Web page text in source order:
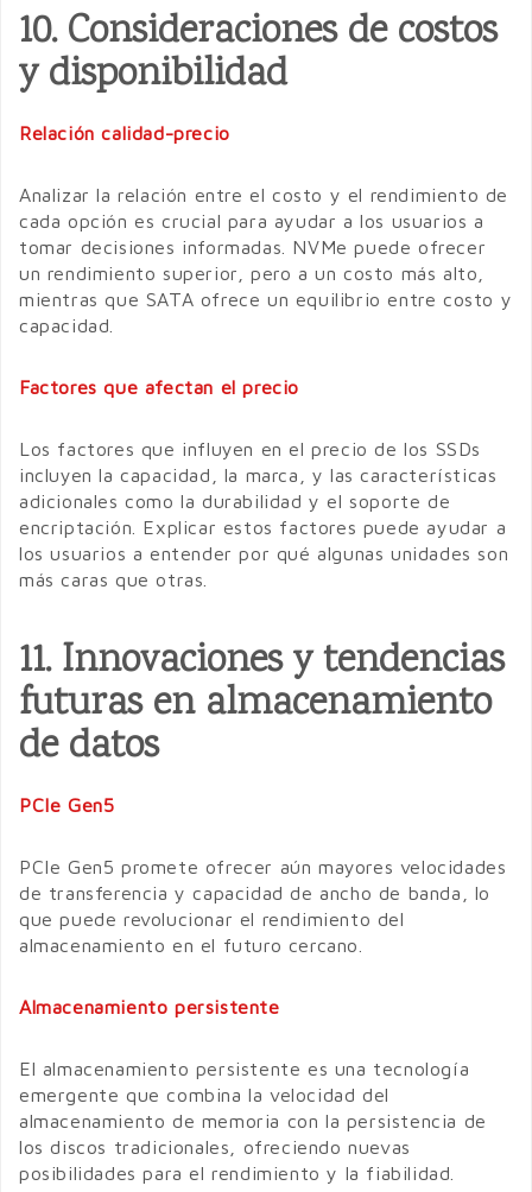
10. Consideraciones de costos
y disponibilidad
Relación calidad-precio
Analizar la relación entre el costo y el rendimiento de
cada opción es crucial para ayudar a los usuarios a
tomar decisiones informadas. NVMe puede ofrecer
un rendimiento superior, pero a un costo más alto,
mientras que SATA ofrece un equilibrio entre costo y
capacidad.
Factores que afectan el precio
Los factores que influyen en el precio de los SSDs
incluyen la capacidad, la marca, y las características
adicionales como la durabilidad y el soporte de
encriptación. Explicar estos factores puede ayudar a
los usuarios a entender por qué algunas unidades son
más caras que otras.
11. Innovaciones y tendencias
futuras en almacenamiento
de datos
PCIe Gen5
PCIe Gen5 promete ofrecer aún mayores velocidades
de transferencia y capacidad de ancho de banda, lo
que puede revolucionar el rendimiento del
almacenamiento en el futuro cercano.
Almacenamiento persistente
El almacenamiento persistente es una tecnología
emergente que combina la velocidad del
almacenamiento de memoria con la persistencia de
los discos tradicionales, ofreciendo nuevas
posibilidades para el rendimiento y la fiabilidad.